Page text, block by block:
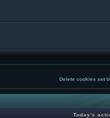
Delete cookies set
Today's